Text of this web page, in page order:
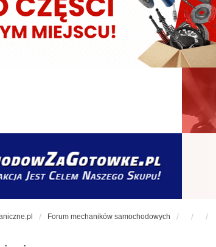
Forum mechaników samochodowych